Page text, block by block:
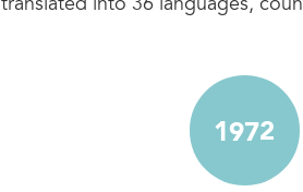
into 36 languages,
1972